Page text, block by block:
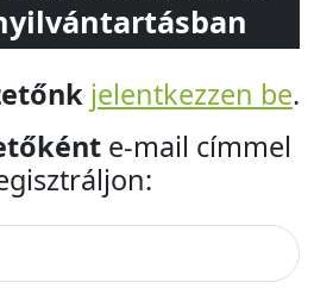
jelentkezzen be.
e-mail címmel